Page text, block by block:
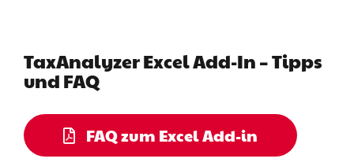
TaxAnalyzer Excel Add-In – Tipps
und FAQ
FAQ zum Excel Add-in